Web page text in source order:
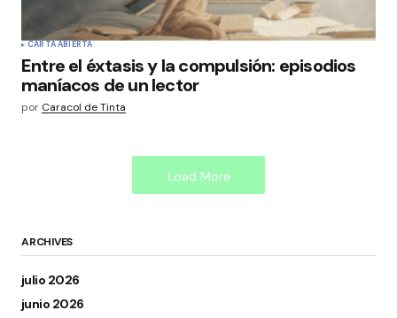
CARTA ABIERTA
Entre el éxtasis y la compulsión: episodios
maníacos de un lector
por Caracol de Tinta
Load More
ARCHIVES
julio 2026
junio 2026